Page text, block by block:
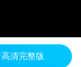
清完整版